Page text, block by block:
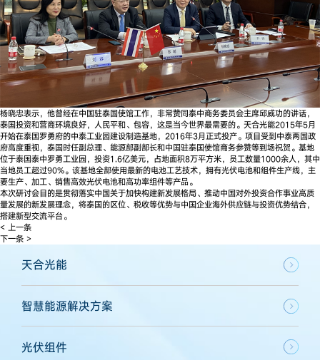
杨晓忠表示，他曾经在中国驻泰国使馆工作，非常赞同泰中商务委员会主席邱威功的讲话，
泰国投资和营商环境良好，人民平和、包容，这是当今世界最需要的。天合光能2015年5月
开始在泰国罗勇府的中泰工业园建设制造基地，2016年3月正式投产。项目受到中泰两国政
府高度重视，泰国时任副总理、能源部副部长和中国驻泰国使馆商务参赞等到场祝贺。基地
位于泰国泰中罗勇工业园，投资1.6亿美元，占地面积8万平方米，员工数量1000余人，其中
当地员工超过90%。该基地全部使用最新的电池工艺技术，拥有光伏电池和组件生产线，主
要生产、加工、销售高效光伏电池和高功率组件等产品。
本次研讨会目的是贯彻落实中国关于加快构建新发展格局、推动中国对外投资合作事业高质
量发展的新发展理念，将泰国的区位、税收等优势与中国企业海外供应链与投资优势结合，
搭建新型交流平台。
< 上一条
下一条 >
天合光能
智慧能源解决方案
光伏组件